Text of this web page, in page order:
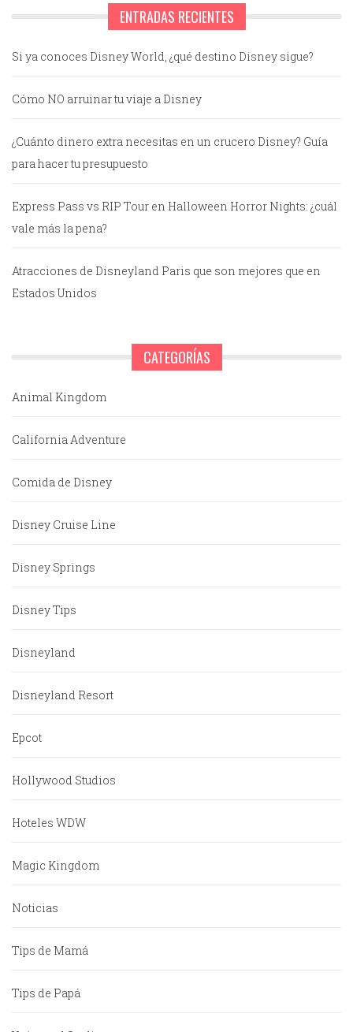
ENTRADAS RECIENTES
Si ya conoces Disney World, ¿qué destino Disney sigue?
Cómo NO arruinar tu viaje a Disney
¿Cuánto dinero extra necesitas en un crucero Disney? Guía
para hacer tu presupuesto
Express Pass vs RIP Tour en Halloween Horror Nights: ¿cuál
vale más la pena?
Atracciones de Disneyland Paris que son mejores que en
Estados Unidos
CATEGORÍAS
Animal Kingdom
California Adventure
Comida de Disney
Disney Cruise Line
Disney Springs
Disney Tips
Disneyland
Disneyland Resort
Epcot
Hollywood Studios
Hoteles WDW
Magic Kingdom
Noticias
Tips de Mamá
Tips de Papá